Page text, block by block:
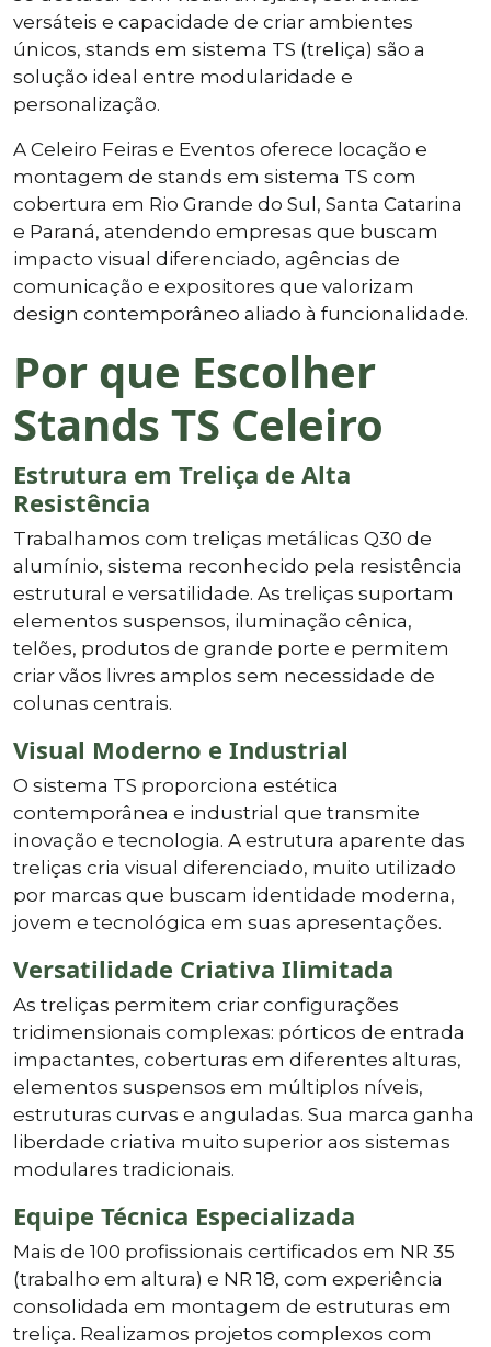
versáteis e capacidade de criar ambientes
únicos, stands em sistema TS (treliça) são a
solução ideal entre modularidade e
personalização.
A Celeiro Feiras e Eventos oferece locação e
montagem de stands em sistema TS com
cobertura em Rio Grande do Sul, Santa Catarina
e Paraná, atendendo empresas que buscam
impacto visual diferenciado, agências de
comunicação e expositores que valorizam
design contemporâneo aliado à funcionalidade.
Por que Escolher
Stands TS Celeiro
Estrutura em Treliça de Alta
Resistência
Trabalhamos com treliças metálicas Q30 de
alumínio, sistema reconhecido pela resistência
estrutural e versatilidade. As treliças suportam
elementos suspensos, iluminação cênica,
telões, produtos de grande porte e permitem
criar vãos livres amplos sem necessidade de
colunas centrais.
Visual Moderno e Industrial
O sistema TS proporciona estética
contemporânea e industrial que transmite
inovação e tecnologia. A estrutura aparente das
treliças cria visual diferenciado, muito utilizado
por marcas que buscam identidade moderna,
jovem e tecnológica em suas apresentações.
Versatilidade Criativa Ilimitada
As treliças permitem criar configurações
tridimensionais complexas: pórticos de entrada
impactantes, coberturas em diferentes alturas,
elementos suspensos em múltiplos níveis,
estruturas curvas e anguladas. Sua marca ganha
liberdade criativa muito superior aos sistemas
modulares tradicionais.
Equipe Técnica Especializada
Mais de 100 profissionais certificados em NR 35
(trabalho em altura) e NR 18, com experiência
consolidada em montagem de estruturas em
treliça. Realizamos projetos complexos com